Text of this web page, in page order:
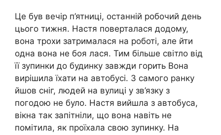
Це був вечір п’ятниці, останній робочий день
цього тижня. Настя поверталася додому,
вона трохи затрималася на роботі, але йти
одна вона не боя лася. Тим більше світло від
її зупинки до будинку завжди горить Вона
вирішила їхати на автобусі. З самого ранку
йшов сніг, людей на вулиці у зв’язку з
погодою не було. Настя вийшла з автобуса,
вікна так запітніли, що вона навіть не
помітила, як проїхала свою зупинку. На